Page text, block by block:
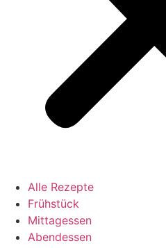
Alle Rezepte
Frühstück
Mittagessen
Abendessen